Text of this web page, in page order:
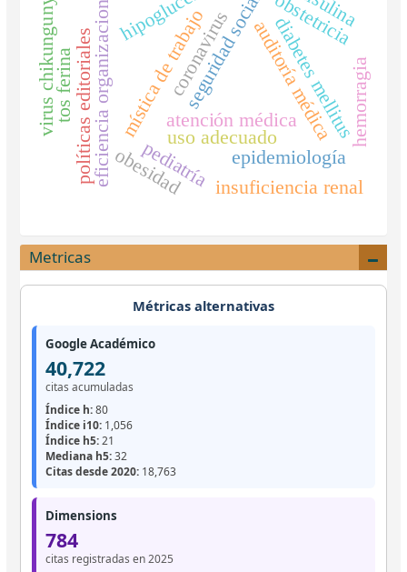
atención médica
auditoría médica
seguridad social
mística de trabajo
eficiencia organizacional diabetes mellitus
obstetricia
hemorragia
políticas editoriales coronavirus
epidemiología
uso adecuado
pediatría
tos ferina
insuficiencia renal
obesidad
virus chikungunya
Metricas
Métricas alternativas
Google Académico
40,722
citas acumuladas
Índice h:80
Índice i10:1,056
Índice h5:21
Mediana h5:32
Citas desde 2020:18,763
Dimensions
784
citas registradas en 2025